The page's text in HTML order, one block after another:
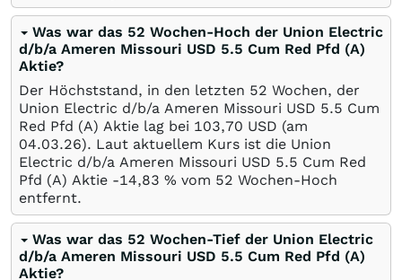
Was war das 52 Wochen-Hoch der Union Electric
d/b/a Ameren Missouri USD 5.5 Cum Red Pfd (A)
Aktie?
Der Höchststand, in den letzten 52 Wochen, der
Union Electric d/b/a Ameren Missouri USD 5.5 Cum
Red Pfd (A) Aktie lag bei 103,70 USD (am
04.03.26). Laut aktuellem Kurs ist die Union
Electric d/b/a Ameren Missouri USD 5.5 Cum Red
Pfd (A) Aktie -14,83 % vom 52 Wochen-Hoch
entfernt.
Was war das 52 Wochen-Tief der Union Electric
d/b/a Ameren Missouri USD 5.5 Cum Red Pfd (A)
Aktie?